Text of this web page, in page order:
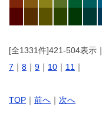
[全1331件]421-504表示｜
7 ｜ 8 ｜ 9 ｜ 10 ｜ 11 ｜
TOP ｜ 前へ ｜ 次へ